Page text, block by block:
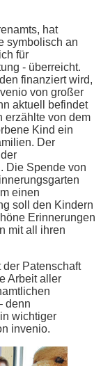
hat
symbolisch an
für
- überreicht.
finanziert wird,
von großer
aktuell befindet
erzählte von dem
Kind ein
Der
Die Spende von
einen
soll den Kindern
Erinnerungen
mit all ihren
Patenschaft
Arbeit aller
denn
wichtiger
invenio.